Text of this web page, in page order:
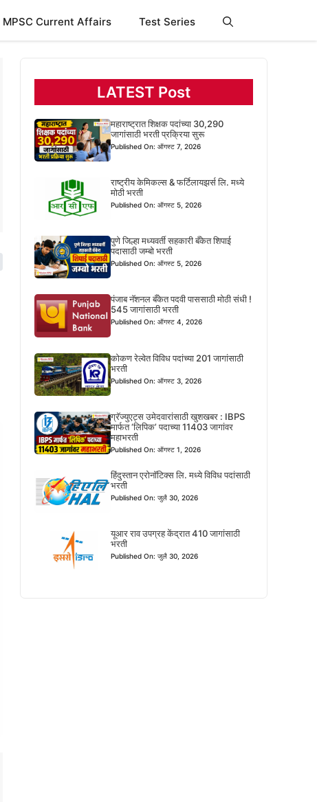
MPSC Current Affairs Test Series
LATEST Post
महाराष्ट्रात शिक्षक पदांच्या 30,290
जागांसाठी भरती प्रक्रिया सुरू
Published On: ऑगस्ट 7, 2026
राष्ट्रीय केमिकल्स & फर्टिलायझर्स लि. मध्ये
मोठी भरती
Published On: ऑगस्ट 5, 2026
पुणे जिल्हा मध्यवर्ती सहकारी बँकेत शिपाई
पदासाठी जम्बो भरती
Published On: ऑगस्ट 5, 2026
पंजाब नॅशनल बँकेत पदवी पाससाठी मोठी संधी !
545 जागांसाठी भरती
Published On: ऑगस्ट 4, 2026
कोकण रेल्वेत विविध पदांच्या 201 जागांसाठी
भरती
Published On: ऑगस्ट 3, 2026
ग्रॅज्युएट्स उमेदवारांसाठी खुशखबर : IBPS
मार्फत ‘लिपिक’ पदाच्या 11403 जागांवर
महाभरती
Published On: ऑगस्ट 1, 2026
हिंदुस्तान एरोनॉटिक्स लि. मध्ये विविध पदांसाठी
भरती
Published On: जुलै 30, 2026
यूआर राव उपग्रह केंद्रात 410 जागांसाठी
भरती
Published On: जुलै 30, 2026